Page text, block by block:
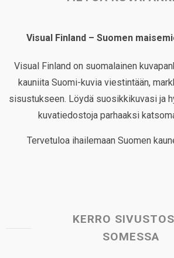
Visual Finland – Suomen
Visual Finland on suomalainen
kauniita Suomi-kuvia viestintään,
sisustukseen. Löydä suosikkikuvasi ja
kuvatiedostoja parhaaksi
Tervetuloa ihailemaan Suomen
KERRO
SOMESSA